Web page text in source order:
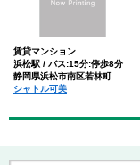
賃貸マンション
浜松駅 / バス:15分:停歩8分
静岡県浜松市南区若林町
シャトル可美